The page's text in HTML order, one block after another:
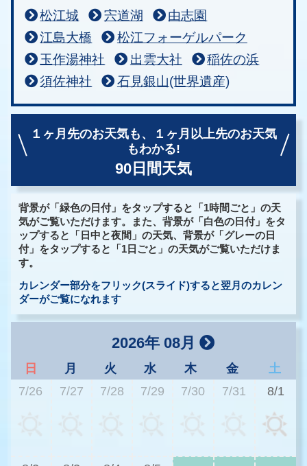
松江城 宍道湖
由志園
江島大橋
松江フォーゲルパーク
玉作湯神社
出雲大社
稲佐の浜
須佐神社
石見銀山(世界遺産)
１ヶ月先のお天気も、
１ヶ月以上先のお天気
もわかる!
90日間天気
背景が「緑色の日付」をタップすると「1時間ごと」の天
気がご覧いただけます。また、背景が「白色の日付」をタ
ップすると「日中と夜間」の天気、背景が「グレーの日
付」をタップすると「1日ごと」の天気がご覧いただけま
す。
カレンダー部分をフリック(スライド)すると翌月のカレン
ダーがご覧になれます
2026年 08月
日 月 火 水 木 金
土
7/26
7/27 7/28 7/29 7/30 7/31 8/1